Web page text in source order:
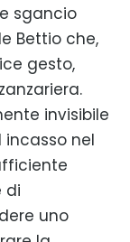
sgancio
Bettio che,
gesto,
invisibile
nel
di
uno